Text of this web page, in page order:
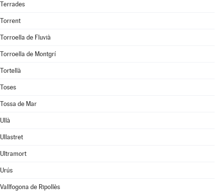
Terrades
Torrent
Torroella de Fluvià
Torroella de Montgrí
Tortellà
Toses
Tossa de Mar
Ullà
Ullastret
Ultramort
Urús
Vallfogona de Ripollès